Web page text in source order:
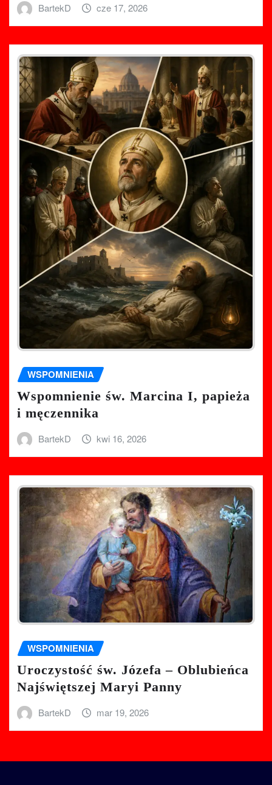
BartekD cze 17, 2026
WSPOMNIENIA
Wspomnienie św. Marcina I, papieża
i męczennika
BartekD kwi 16, 2026
WSPOMNIENIA
Uroczystość św. Józefa – Oblubieńca
Najświętszej Maryi Panny
BartekD mar 19, 2026